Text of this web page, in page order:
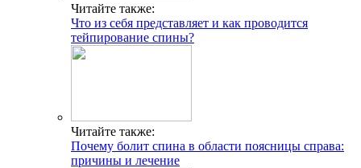
Читайте также:
Что из себя представляет и как проводится
тейпирование спины?
Читайте также:
Почему болит спина в области поясницы справа:
причины и лечение